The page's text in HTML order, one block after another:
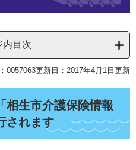
内目次
0057063更新日：2017年4月1日更新
相生市介護保険情報
されます